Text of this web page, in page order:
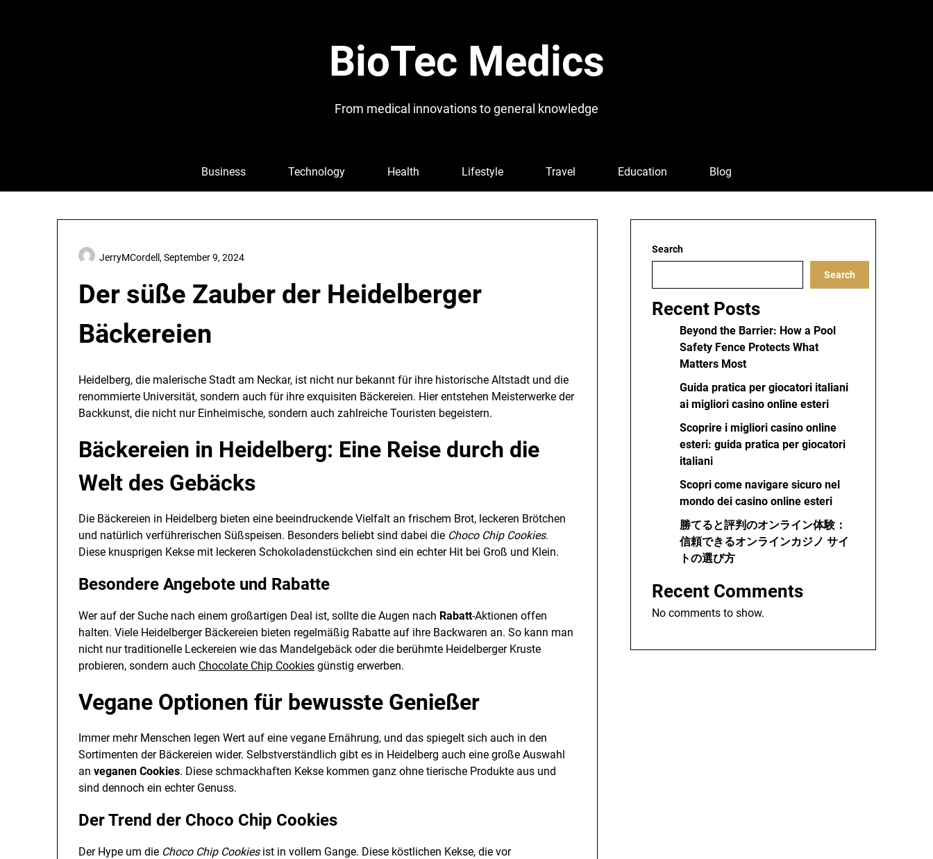
BioTec Medics
From medical innovations to general knowledge
Business Technology Health Lifestyle Travel Education Blog
Der süße Zauber der Heidelberger
Bäckereien
JerryMCordell, September 9, 2024
Heidelberg, die malerische Stadt am Neckar, ist nicht nur bekannt für ihre historische Altstadt und die
renommierte Universität, sondern auch für ihre exquisiten Bäckereien. Hier entstehen Meisterwerke der
Backkunst, die nicht nur Einheimische, sondern auch zahlreiche Touristen begeistern.
Bäckereien in Heidelberg: Eine Reise durch die
Welt des Gebäcks
Die Bäckereien in Heidelberg bieten eine beeindruckende Vielfalt an frischem Brot, leckeren Brötchen
und natürlich verführerischen Süßspeisen. Besonders beliebt sind dabei die Choco Chip Cookies.
Diese knusprigen Kekse mit leckeren Schokoladenstückchen sind ein echter Hit bei Groß und Klein.
Besondere Angebote und Rabatte
Wer auf der Suche nach einem großartigen Deal ist, sollte die Augen nach Rabatt-Aktionen offen
halten. Viele Heidelberger Bäckereien bieten regelmäßig Rabatte auf ihre Backwaren an. So kann man
nicht nur traditionelle Leckereien wie das Mandelgebäck oder die berühmte Heidelberger Kruste
probieren, sondern auch Chocolate Chip Cookies günstig erwerben.
Vegane Optionen für bewusste Genießer
Immer mehr Menschen legen Wert auf eine vegane Ernährung, und das spiegelt sich auch in den
Sortimenten der Bäckereien wider. Selbstverständlich gibt es in Heidelberg auch eine große Auswahl
an veganen Cookies. Diese schmackhaften Kekse kommen ganz ohne tierische Produkte aus und
sind dennoch ein echter Genuss.
Der Trend der Choco Chip Cookies
Der Hype um die Choco Chip Cookiesist in vollem Gange. Diese köstlichen Kekse, die vor
Search
Search
Recent Posts
Beyond the Barrier: How a Pool
Safety Fence Protects What
Matters Most
Guida pratica per giocatori italiani
ai migliori casino online esteri
Scoprire i migliori casino online
esteri: guida pratica per giocatori
italiani
Scopri come navigare sicuro nel
mondo dei casino online esteri
勝てると評判のオンライン体験：
信頼できるオンラインカジノ サイ
トの選び方
Recent Comments
No comments to show.